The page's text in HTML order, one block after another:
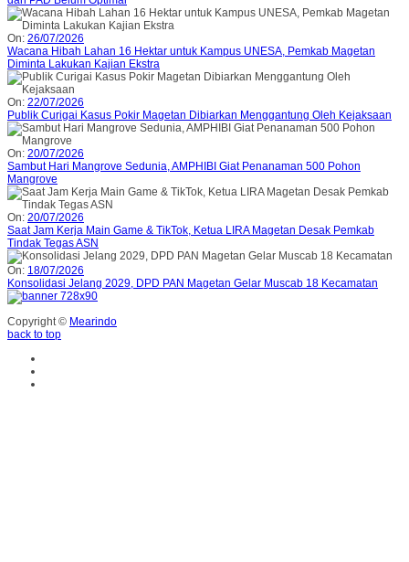
On: 26/07/2026
Wacana Hibah Lahan 16 Hektar untuk Kampus UNESA, Pemkab Magetan
Diminta Lakukan Kajian Ekstra
On: 22/07/2026
Publik Curigai Kasus Pokir Magetan Dibiarkan Menggantung Oleh Kejaksaan
On: 20/07/2026
Sambut Hari Mangrove Sedunia, AMPHIBI Giat Penanaman 500 Pohon
Mangrove
On: 20/07/2026
Saat Jam Kerja Main Game & TikTok, Ketua LIRA Magetan Desak Pemkab
Tindak Tegas ASN
On: 18/07/2026
Konsolidasi Jelang 2029, DPD PAN Magetan Gelar Muscab 18 Kecamatan
Copyright © Mearindo
back to top